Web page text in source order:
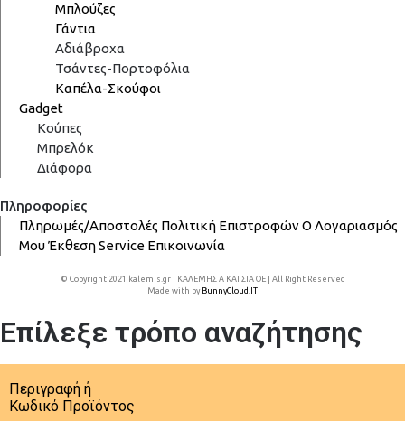
Μπλούζες
Γάντια
Αδιάβροχα
Τσάντες-Πορτοφόλια
Καπέλα-Σκούφοι
Gadget
Κούπες
Μπρελόκ
Διάφορα
Πληροφορίες
Πληρωμές/Αποστολές Πολιτική ΕπιστροφώνΟ Λογαριασμός
ΜουΈκθεσηService Επικοινωνία
© Copyright 2021 kalemis.gr | ΚΑΛΕΜΗΣ Α ΚΑΙ ΣΙΑ ΟΕ | All Right Reserved
Made with by BunnyCloud.IT
Επίλεξε τρόπο αναζήτησης
Περιγραφή ή
Κωδικό Προϊόντος